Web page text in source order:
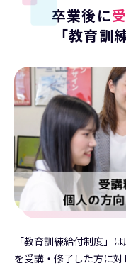
卒業後に
「教育訓
「教育訓練給付制度」
を受講・修了した方に